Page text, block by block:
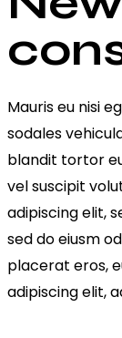
Mauris eu nisi
sodales
blandit tortor
vel suscipit
adipiscing elit,
sed do eiusm
placerat eros,
adipiscing elit,